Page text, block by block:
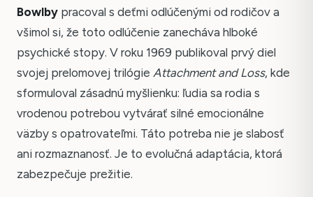
Bowlby pracoval s deťmi odlúčenými od rodičov a
všimol si, že toto odlúčenie zanecháva hlboké
psychické stopy. V roku 1969 publikoval prvý diel
svojej prelomovej trilógie Attachment and Loss, kde
sformuloval zásadnú myšlienku: ľudia sa rodia s
vrodenou potrebou vytvárať silné emocionálne
väzby s opatrovateľmi. Táto potreba nie je slabosť
ani rozmaznanosť. Je to evolučná adaptácia, ktorá
zabezpečuje prežitie.